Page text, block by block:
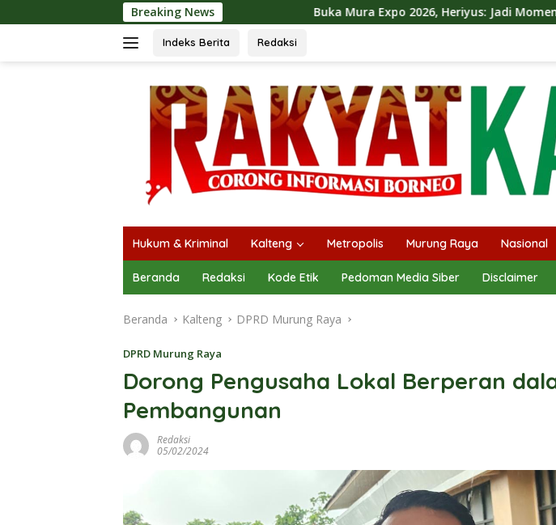
ke
Breaking NewsBuka Mura Expo 2026, Heriyus: Jadi Momentum Gerakkan
Indeks Berita Redaksi
Hukum & Kriminal Kalteng Metropolis Murung Raya Nasional
Beranda Redaksi Kode Etik Pedoman Media Siber Disclaimer
Beranda Kalteng DPRD Murung Raya
DPRD Murung Raya
Dorong Pengusaha Lokal Berperan
Pembangunan
Redaksi
05/02/2024